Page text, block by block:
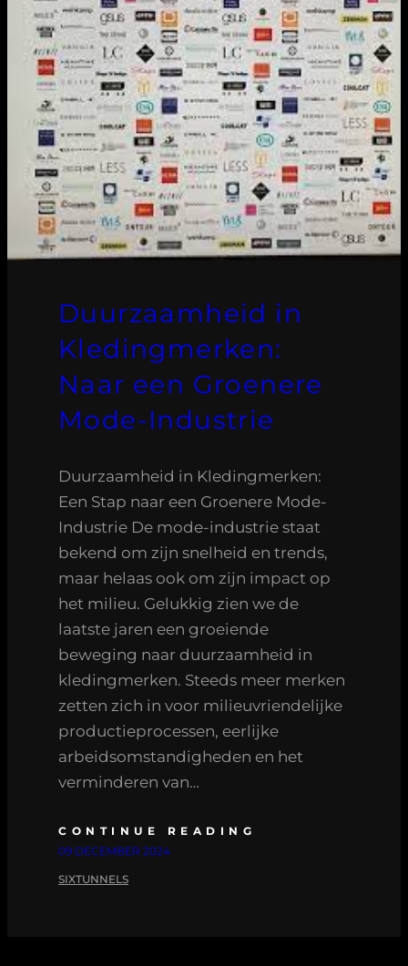
Duurzaamheid in
Kledingmerken:
Naar een Groenere
Mode-Industrie
Duurzaamheid in Kledingmerken:
Een Stap naar een Groenere Mode-
Industrie De mode-industrie staat
bekend om zijn snelheid en trends,
maar helaas ook om zijn impact op
het milieu. Gelukkig zien we de
laatste jaren een groeiende
beweging naar duurzaamheid in
kledingmerken. Steeds meer merken
zetten zich in voor milieuvriendelijke
productieprocessen, eerlijke
arbeidsomstandigheden en het
verminderen van…
CONTINUE READING
09 DECEMBER 2024
SIXTUNNELS